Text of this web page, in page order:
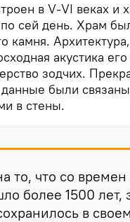
в V-VI веках и
по сей день. Храм
камня.
акустика
зодчих.
данные были
в стены.
то, что со времен
более 1500 лет,
в своем